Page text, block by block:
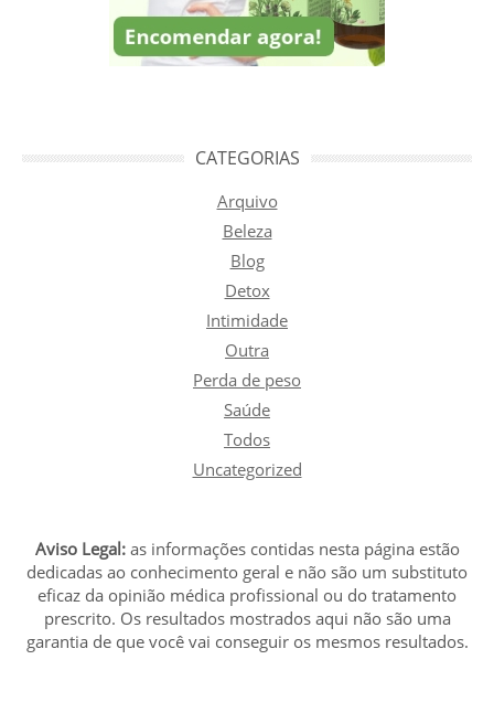
CATEGORIAS
Arquivo
Beleza
Blog
Detox
Intimidade
Outra
Perda de peso
Saúde
Todos
Uncategorized
Aviso Legal:as informações contidas nesta página estão
dedicadas ao conhecimento geral e não são um substituto
eficaz da opinião médica profissional ou do tratamento
prescrito. Os resultados mostrados aqui não são uma
garantia de que você vai conseguir os mesmos resultados.